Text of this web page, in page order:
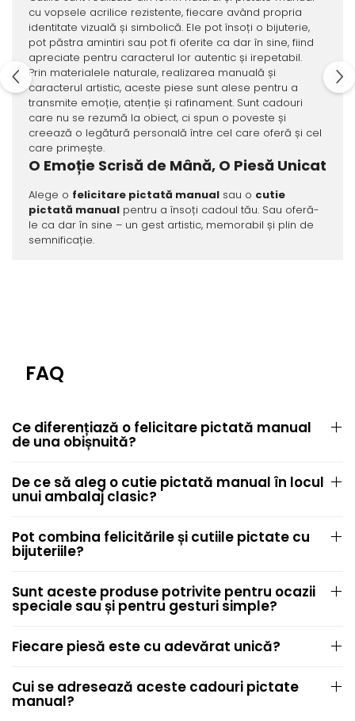
cu vopsele acrilice rezistente, fiecare având propria
identitate vizuală și simbolică. Ele pot însoți o bijuterie,
pot păstra amintiri sau pot fi oferite ca dar în sine, fiind
apreciate pentru caracterul lor autentic și irepetabil.
Prin materialele naturale, realizarea manuală și
caracterul artistic, aceste piese sunt alese pentru a
transmite emoție, atenție și rafinament. Sunt cadouri
care nu se rezumă la obiect, ci spun o poveste și
creează o legătură personală între cel care oferă și cel
care primește.
O Emoție Scrisă de Mână, O Piesă Unicat
Alege o felicitare pictată manualsau o cutie
pictată manualpentru a însoți cadoul tău. Sau oferă-
le ca dar în sine – un gest artistic, memorabil și plin de
semnificație.
FAQ
Ce diferențiază o felicitare pictată manual
de una obișnuită?
De ce să aleg o cutie pictată manual în locul
unui ambalaj clasic?
Pot combina felicitările și cutiile pictate cu
bijuteriile?
Sunt aceste produse potrivite pentru ocazii
speciale sau și pentru gesturi simple?
Fiecare piesă este cu adevărat unică?
Cui se adresează aceste cadouri pictate
manual?